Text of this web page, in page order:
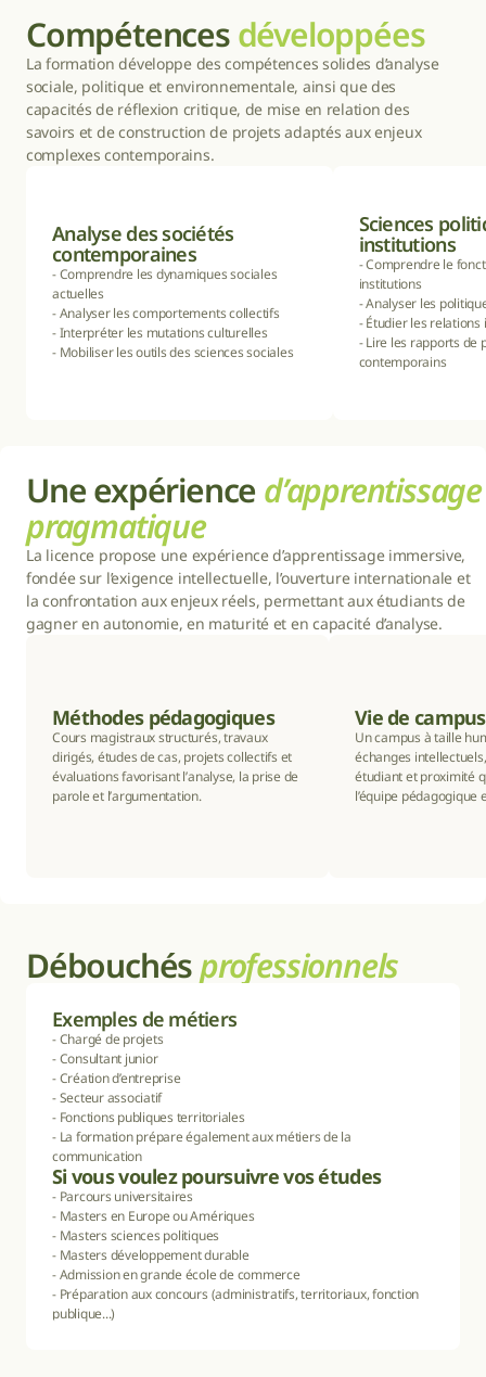
Compétences développées
La formation développe des compétences solides d’analyse
sociale, politique et environnementale, ainsi que des
capacités de réflexion critique, de mise en relation des
savoirs et de construction de projets adaptés aux enjeux
complexes contemporains.
Analyse des sociétés
contemporaines
- Comprendre les dynamiques sociales
actuelles
- Analyser les comportements collectifs
- Interpréter les mutations culturelles
- Mobiliser les outils des sciences sociales
Sciences
institutions
- Comprendre le
institutions
- Analyser les
- Étudier les
- Lire les rapports de
contemporains
Une expérience d’apprentissage
pragmatique
La licence propose une expérience d’apprentissage immersive,
fondée sur l’exigence intellectuelle, l’ouverture internationale et
la confrontation aux enjeux réels, permettant aux étudiants de
gagner en autonomie, en maturité et en capacité d’analyse.
Méthodes pédagogiques
Cours magistraux structurés, travaux
dirigés, études de cas, projets collectifs et
évaluations favorisant l’analyse, la prise de
parole et l’argumentation.
Vie de campus
Un campus à taille
échanges
étudiant et proximité
l’équipe pédagogique
Débouchés professionnels
Exemples de métiers
- Chargé de projets
- Consultant junior
- Création d’entreprise
- Secteur associatif
- Fonctions publiques territoriales
- La formation prépare également aux métiers de la
communication
Si vous voulez poursuivre vos études
- Parcours universitaires
- Masters en Europe ou Amériques
- Masters sciences politiques
- Masters développement durable
- Admission en grande école de commerce
- Préparation aux concours (administratifs, territoriaux, fonction
publique...)